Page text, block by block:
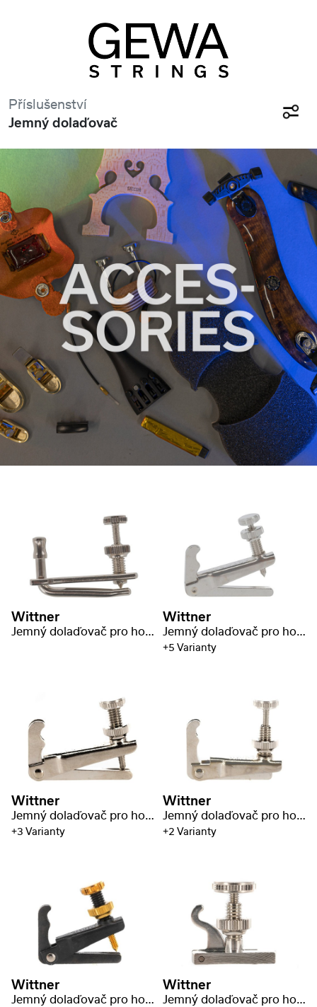
Příslušenství
Jemný dolaďovač
Wittner
Jemný dolaďovač pro housle
Wittner
Jemný dolaďovač pro housle
+5 Varianty
Wittner
Jemný dolaďovač pro housle
+3 Varianty
Wittner
Jemný dolaďovač pro housle
+2 Varianty
Wittner
Jemný dolaďovač pro housle
Wittner
Jemný dolaďovač pro housle